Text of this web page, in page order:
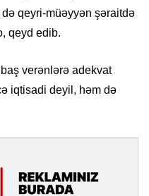
də qeyri-müəyyən şəraitdə
qeyd edib.
verənlərə adekvat
iqtisadi deyil, həm də